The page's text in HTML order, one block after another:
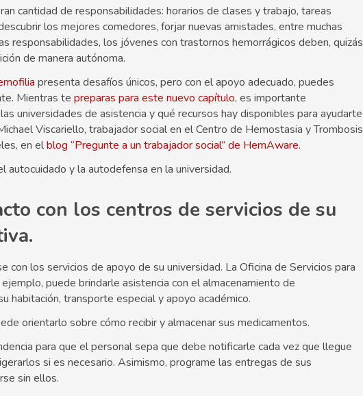
cantidad de responsabilidades: horarios de clases y trabajo, tareas
los mejores comedores, forjar nuevas amistades, entre muchas
responsabilidades, los jóvenes con trastornos hemorrágicos deben, quizás
de manera autónoma.
presenta desafíos únicos, pero con el apoyo adecuado, puedes
Mientras te preparas para este nuevo capítulo, es importante
universidades de asistencia y qué recursos hay disponibles para ayudarte
Viscariello, trabajador social en el Centro de Hemostasia y Trombosis
en elblog “Pregunte a un trabajador social” de HemAware.
autocuidado y la autodefensa en la universidad.
con los centros de servicios de su
con los servicios de apoyo de su universidad. La Oficina de Servicios para
puede brindarle asistencia con el almacenamiento de
habitación, transporte especial y apoyo académico.
orientarlo sobre cómo recibir y almacenar sus medicamentos.
para que el personal sepa que debe notificarle cada vez que llegue
si es necesario. Asimismo, programe las entregas de sus
sin ellos.